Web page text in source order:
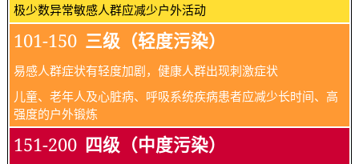
极少数异常敏感人群应减少户外活动
101-150 三级（轻度污染）
易感人群症状有轻度加剧，健康人群出现刺激症状
儿童、老年人及心脏病、呼吸系统疾病患者应减少长时间、高
强度的户外锻炼
151-200 四级（中度污染）